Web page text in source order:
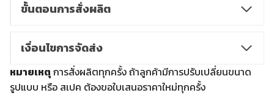
ขั้นตอนการสั่งผลิต
เงื่อนไขการจัดส่ง
หมายเหตุการสั่งผลิตทุกครั้ง ถ้าลูกค้ามีการปรับเปลี่ยนขนาด
รูปแบบ หรือ สเปค ต้องขอใบเสนอราคาใหม่ทุกครั้ง